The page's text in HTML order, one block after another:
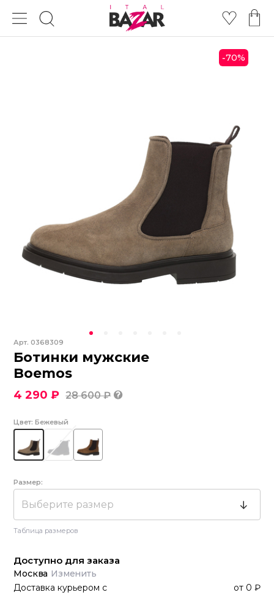
-70%
Арт.0368309
Ботинки мужские
Boemos
4 290 ₽ 28 600 ₽
Цвет: Бежевый
Размер:
Выберите размер
Таблица размеров
Доступно для заказа
Москва Изменить
Доставка курьером с от 0 ₽